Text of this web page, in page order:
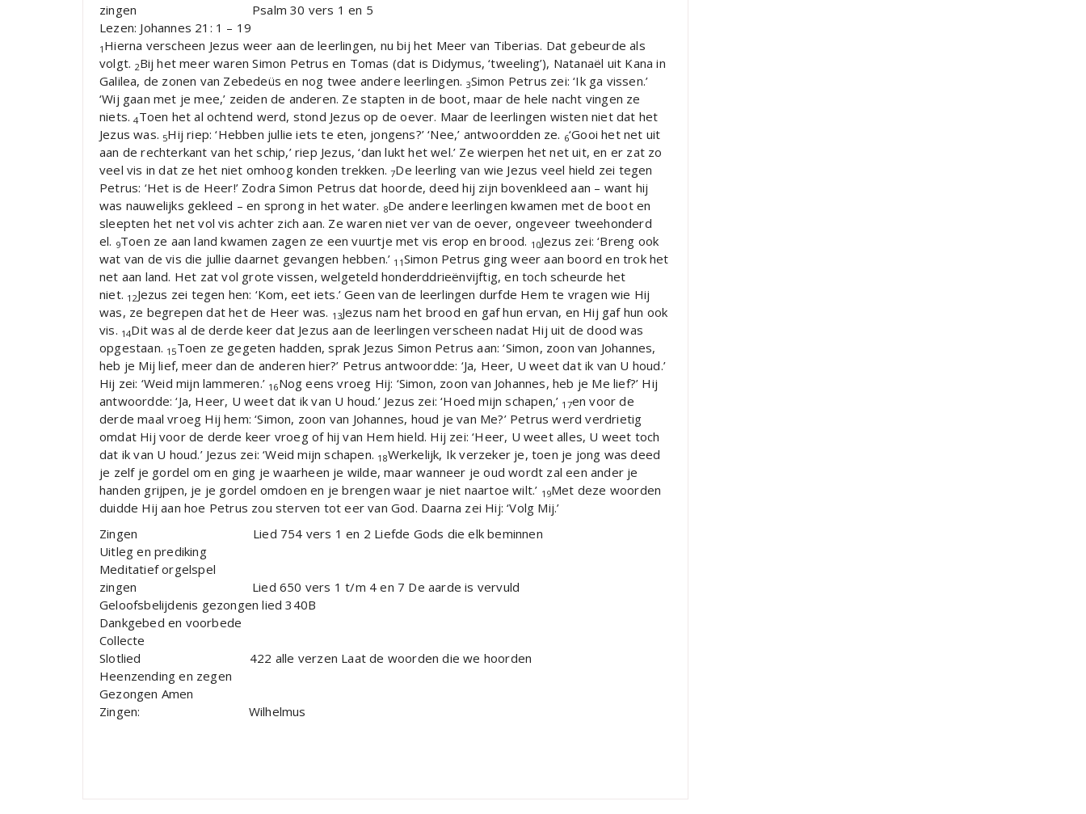
zingen Psalm 30 vers 1 en 5
Lezen: Johannes 21: 1 – 19
1 Hierna verscheen Jezus weer aan de leerlingen, nu bij het Meer van Tiberias. Dat gebeurde als
volgt. 2Bij het meer waren Simon Petrus en Tomas (dat is Didymus, ‘tweeling’), Natanaël uit Kana in
Galilea, de zonen van Zebedeüs en nog twee andere leerlingen. 3Simon Petrus zei: ‘Ik ga vissen.’
‘Wij gaan met je mee,’ zeiden de anderen. Ze stapten in de boot, maar de hele nacht vingen ze
niets. 4Toen het al ochtend werd, stond Jezus op de oever. Maar de leerlingen wisten niet dat het
Jezus was. 5Hij riep: ‘Hebben jullie iets te eten, jongens?’ ‘Nee,’ antwoordden ze. 6‘Gooi het net uit
aan de rechterkant van het schip,’ riep Jezus, ‘dan lukt het wel.’ Ze wierpen het net uit, en er zat zo
veel vis in dat ze het niet omhoog konden trekken.7De leerling van wie Jezus veel hield zei tegen
Petrus: ‘Het is de Heer!’ Zodra Simon Petrus dat hoorde, deed hij zijn bovenkleed aan – want hij
was nauwelijks gekleed – en sprong in het water. 8De andere leerlingen kwamen met de boot en
sleepten het net vol vis achter zich aan. Ze waren niet ver van de oever, ongeveer tweehonderd
el. 9Toen ze aan land kwamen zagen ze een vuurtje met vis erop en brood. 10Jezus zei: ‘Breng ook
wat van de vis die jullie daarnet gevangen hebben.’ 11Simon Petrus ging weer aan boord en trok het
net aan land. Het zat vol grote vissen, welgeteld honderddrieënvijftig, en toch scheurde het
niet. 12Jezus zei tegen hen: ‘Kom, eet iets.’ Geen van de leerlingen durfde Hem te vragen wie Hij
was, ze begrepen dat het de Heer was. 13Jezus nam het brood en gaf hun ervan, en Hij gaf hun ook
vis. 14Dit was al de derde keer dat Jezus aan de leerlingen verscheen nadat Hij uit de dood was
opgestaan. 15Toen ze gegeten hadden, sprak Jezus Simon Petrus aan: ‘Simon, zoon van Johannes,
heb je Mij lief, meer dan de anderen hier?’ Petrus antwoordde: ‘Ja, Heer, U weet dat ik van U houd.’
Hij zei: ‘Weid mijn lammeren.’ 16Nog eens vroeg Hij: ‘Simon, zoon van Johannes, heb je Me lief?’ Hij
antwoordde: ‘Ja, Heer, U weet dat ik van U houd.’ Jezus zei: ‘Hoed mijn schapen,’ 17en voor de
derde maal vroeg Hij hem: ‘Simon, zoon van Johannes, houd je van Me?’ Petrus werd verdrietig
omdat Hij voor de derde keer vroeg of hij van Hem hield. Hij zei: ‘Heer, U weet alles, U weet toch
dat ik van U houd.’ Jezus zei: ‘Weid mijn schapen. 18Werkelijk, Ik verzeker je, toen je jong was deed
je zelf je gordel om en ging je waarheen je wilde, maar wanneer je oud wordt zal een ander je
handen grijpen, je je gordel omdoen en je brengen waar je niet naartoe wilt.’ 19Met deze woorden
duidde Hij aan hoe Petrus zou sterven tot eer van God. Daarna zei Hij: ‘Volg Mij.’
Zingen Lied 754 vers 1 en 2 Liefde Gods die elk beminnen
Uitleg en prediking
Meditatief orgelspel
zingen Lied 650 vers 1 t/m 4 en 7 De aarde is vervuld
Geloofsbelijdenis gezongen lied 340B
Dankgebed en voorbede
Collecte
Slotlied 422 alle verzen Laat de woorden die we hoorden
Heenzending en zegen
Gezongen Amen
Zingen: Wilhelmus